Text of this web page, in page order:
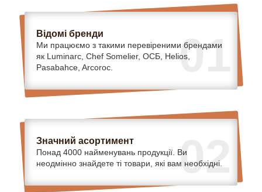
01
Відомі бренди
Ми працюємо з такими перевіреними брендами
як Luminarc, Chef Somelier, ОСБ, Helios,
Pasabahce, Arcoroc.
02
Значний асортимент
Понад 4000 найменувань продукції. Ви
неодмінно знайдете ті товари, які вам необхідні.